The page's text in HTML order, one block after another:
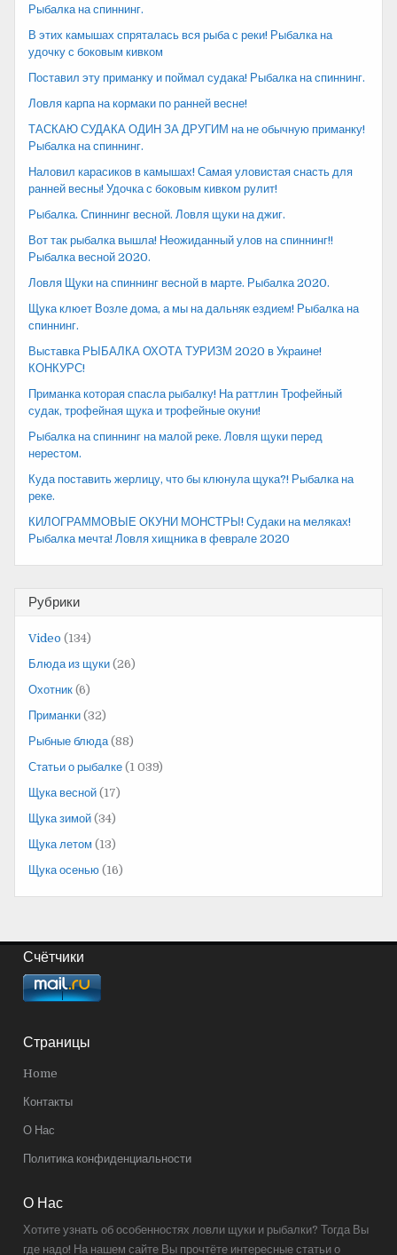
Рыбалка на спиннинг.
В этих камышах спряталась вся рыба с реки! Рыбалка на
удочку с боковым кивком
Поставил эту приманку и поймал судака! Рыбалка на спиннинг.
Ловля карпа на кормаки по ранней весне!
ТАСКАЮ СУДАКА ОДИН ЗА ДРУГИМ на не обычную приманку!
Рыбалка на спиннинг.
Наловил карасиков в камышах! Самая уловистая снасть для
ранней весны! Удочка с боковым кивком рулит!
Рыбалка. Спиннинг весной. Ловля щуки на джиг.
Вот так рыбалка вышла! Неожиданный улов на спиннинг!!
Рыбалка весной 2020.
Ловля Щуки на спиннинг весной в марте. Рыбалка 2020.
Щука клюет Возле дома, а мы на дальняк ездием! Рыбалка на
спиннинг.
Выставка РЫБАЛКА ОХОТА ТУРИЗМ 2020 в Украине!
КОНКУРС!
Приманка которая спасла рыбалку! На раттлин Трофейный
судак, трофейная щука и трофейные окуни!
Рыбалка на спиннинг на малой реке. Ловля щуки перед
нерестом.
Куда поставить жерлицу, что бы клюнула щука?! Рыбалка на
реке.
КИЛОГРАММОВЫЕ ОКУНИ МОНСТРЫ! Судаки на меляках!
Рыбалка мечта! Ловля хищника в феврале 2020
Рубрики
Video (134)
Блюда из щуки (26)
Охотник (6)
Приманки (32)
Рыбные блюда (88)
Статьи о рыбалке (1 039)
Щука весной (17)
Щука зимой (34)
Щука летом (13)
Щука осенью (16)
Счётчики
Страницы
Home
Контакты
О Нас
Политика конфиденциальности
О Нас
Хотите узнать об особенностях ловли щуки и рыбалки? Тогда Вы
где надо! На нашем сайте Вы прочтёте интересные статьи о